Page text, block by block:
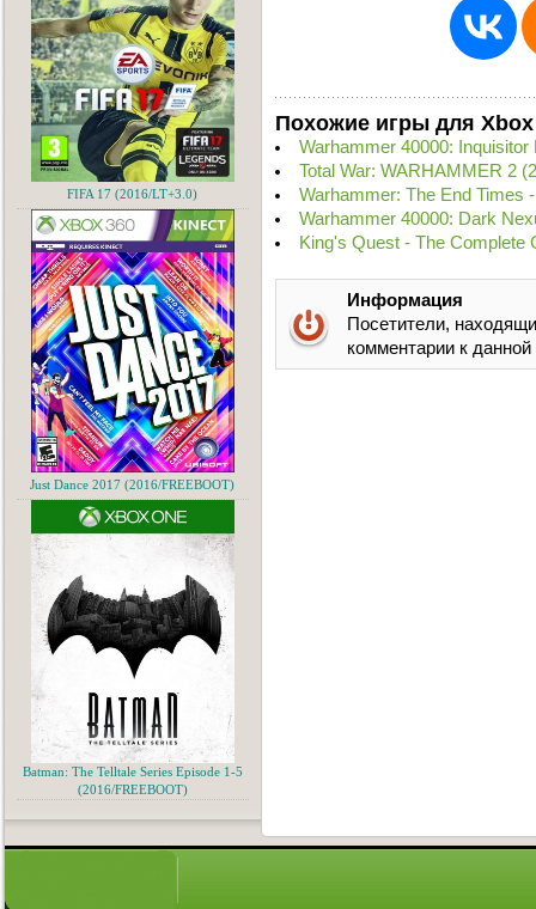
Похожие игры для Xbox
Warhammer 40000:
Total War: WARHAMMER 2
Warhammer: The End Times
Warhammer 40000: Dark
King's Quest - The Complete
Информация
Посетители,
комментарии к
FIFA 17 (2016/LT+3.0)
Just Dance 2017 (2016/FREEBOOT)
Batman: The Telltale Series Episode 1-5
(2016/FREEBOOT)